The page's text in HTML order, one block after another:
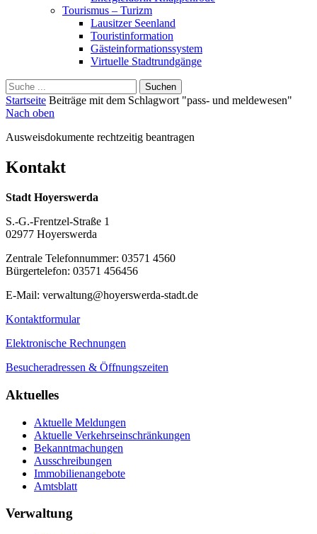
Tourismus – Turizm
Lausitzer Seenland
Touristinformation
Gästeinformationssystem
Virtuelle Stadtrundgänge
Suche
für:
Schliessen
Startseite Beiträge mit dem Schlagwort "pass- und meldewesen"
Nach oben
Ausweisdokumente rechtzeitig beantragen
Kontakt
Stadt Hoyerswerda
S.-G.-Frentzel-Straße 1
02977 Hoyerswerda
Zentrale Telefonnummer: 03571 4560
Bürgertelefon: 03571 456456
E-Mail: verwaltung@hoyerswerda-stadt.de
Kontaktformular
Elektronische Rechnungen
Besucheradressen & Öffnungszeiten
Aktuelles
Aktuelle Meldungen
Aktuelle Verkehrseinschränkungen
Bekanntmachungen
Ausschreibungen
Immobilienangebote
Amtsblatt
Verwaltung